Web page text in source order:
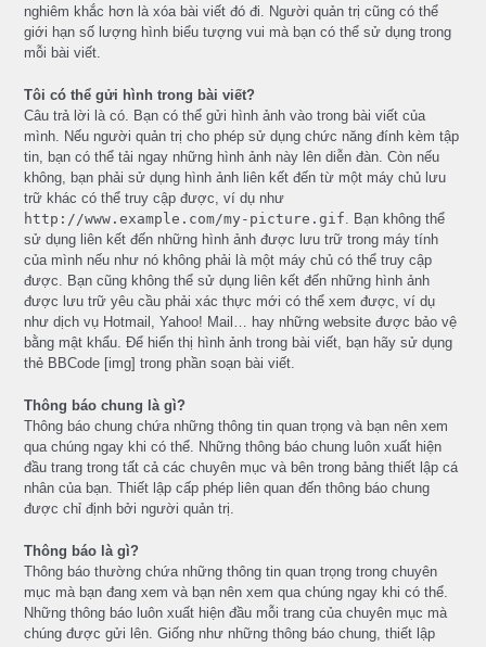
nghiêm khắc hơn là xóa bài viết đó đi. Người quản trị cũng có thể
giới hạn số lượng hình biểu tượng vui mà bạn có thể sử dụng trong
mỗi bài viết.
Tôi có thể gửi hình trong bài viết?
Câu trả lời là có. Bạn có thể gửi hình ảnh vào trong bài viết của
mình. Nếu người quản trị cho phép sử dụng chức năng đính kèm tập
tin, bạn có thể tải ngay những hình ảnh này lên diễn đàn. Còn nếu
không, bạn phải sử dụng hình ảnh liên kết đến từ một máy chủ lưu
trữ khác có thể truy cập được, ví dụ như
http://www.example.com/my-picture.gif. Bạn không thể
sử dụng liên kết đến những hình ảnh được lưu trữ trong máy tính
của mình nếu như nó không phải là một máy chủ có thể truy cập
được. Bạn cũng không thể sử dụng liên kết đến những hình ảnh
được lưu trữ yêu cầu phải xác thực mới có thể xem được, ví dụ
như dịch vụ Hotmail, Yahoo! Mail… hay những website được bảo vệ
bằng mật khẩu. Để hiển thị hình ảnh trong bài viết, bạn hãy sử dụng
thẻ BBCode [img] trong phần soạn bài viết.
Thông báo chung là gì?
Thông báo chung chứa những thông tin quan trọng và bạn nên xem
qua chúng ngay khi có thể. Những thông báo chung luôn xuất hiện
đầu trang trong tất cả các chuyên mục và bên trong bảng thiết lập cá
nhân của bạn. Thiết lập cấp phép liên quan đến thông báo chung
được chỉ định bởi người quản trị.
Thông báo là gì?
Thông báo thường chứa những thông tin quan trọng trong chuyên
mục mà bạn đang xem và bạn nên xem qua chúng ngay khi có thể.
Những thông báo luôn xuất hiện đầu mỗi trang của chuyên mục mà
chúng được gửi lên. Giống như những thông báo chung, thiết lập